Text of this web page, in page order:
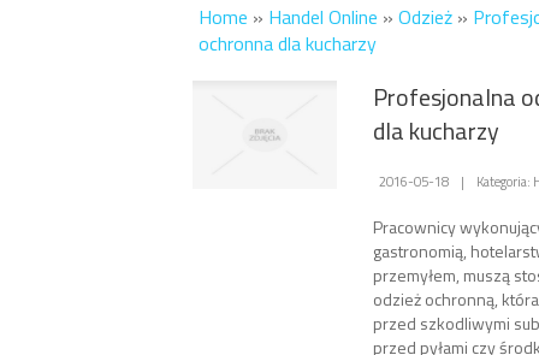
Home » Handel Online » Odzież »
ochronna dla kucharzy
Profesjonalna
dla kucharzy
2016-05-18 | Kategoria:
Pracownicy
gastronomią,
przemyłem, muszą
odzież ochronną,
przed szkodliwymi
przed pyłami czy